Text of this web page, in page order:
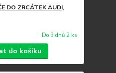
DO ZRCÁTEK AUDI,
Do 3 dnů 2 ks
do košíku